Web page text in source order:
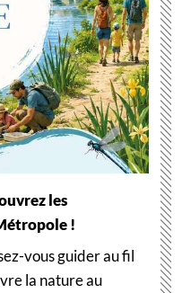
les
!
vous guider au fil
la nature au